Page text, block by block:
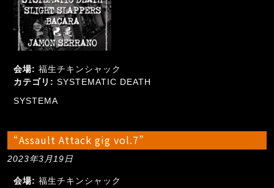
会場: 福生チキンシャック
カテゴリ: SYSTEMATIC DEATH
SYSTEMA
“Assault Attack gig vol.7”
2023年3月19日
会場: 福生チキンシャック